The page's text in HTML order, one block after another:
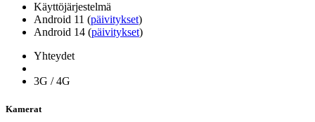
Käyttöjärjestelmä
Android 11 (päivitykset)
Android 14 (päivitykset)
Yhteydet
3G / 4G
Kamerat